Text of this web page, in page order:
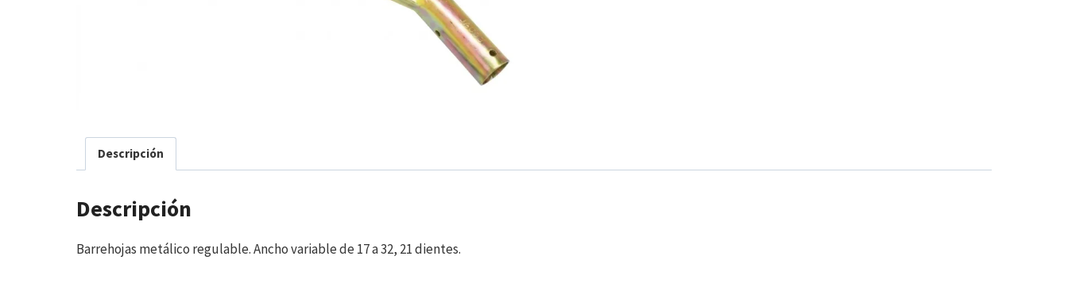
Descripción
Descripción
Barrehojas metálico regulable. Ancho variable de 17 a 32, 21 dientes.